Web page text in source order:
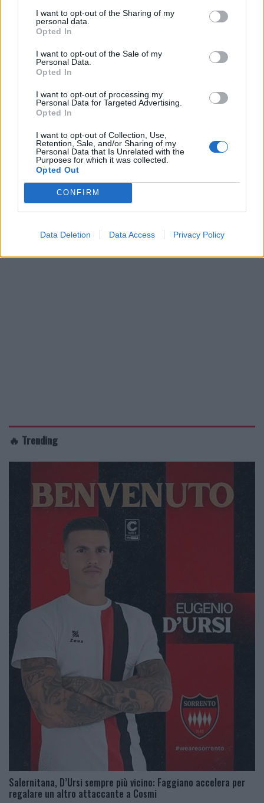
I want to opt-out of the Sharing of my
personal data.
Opted In
I want to opt-out of the Sale of my
Personal Data.
Opted In
I want to opt-out of processing my
Personal Data for Targeted Advertising.
Opted In
I want to opt-out of Collection, Use,
Retention, Sale, and/or Sharing of my
Personal Data that Is Unrelated with the
Purposes for which it was collected.
Opted Out
CONFIRM
Data Deletion Data Access Privacy Policy
🔥 Trending
Salernitana, D’Ursi sempre più vicino: Faggiano accelera per
regalare un altro attaccante a Cosmi